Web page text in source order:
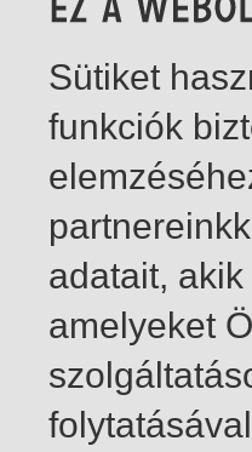
1-20 / insgesamt 34 Treffer
Sütiket
funkciók
adatait,
amelyeket